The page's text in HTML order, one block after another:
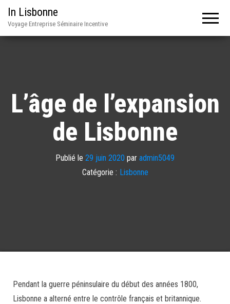
In Lisbonne
Voyage Entreprise Séminaire Incentive
L’âge de l’expansion
de Lisbonne
Publié le 29 juin 2020 par admin5049
Catégorie : Lisbonne
Pendant la guerre péninsulaire du début des années 1800,
Lisbonne a alterné entre le contrôle français et britannique.